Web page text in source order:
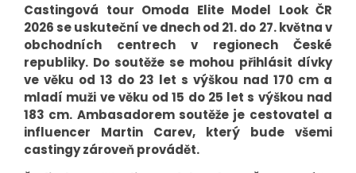
Castingová tour Omoda Elite Model Look ČR
2026 se uskuteční ve dnech od 21. do 27. května v
obchodních centrech v regionech České
republiky. Do soutěže se mohou přihlásit dívky
ve věku od 13 do 23 let s výškou nad 170 cm a
mladí muži ve věku od 15 do 25 let s výškou nad
183 cm. Ambasadorem soutěže je cestovatel a
influencer Martin Carev, který bude všemi
castingy zároveň provádět.